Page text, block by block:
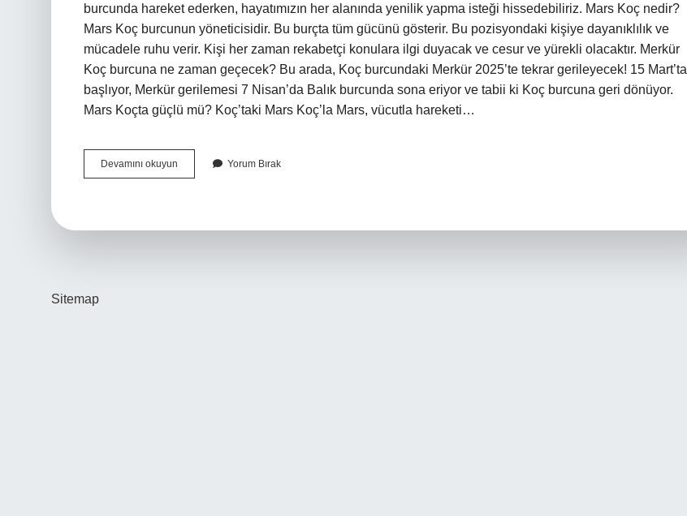
burcunda hareket ederken, hayatımızın her alanında yenilik yapma isteği hissedebiliriz. Mars Koç nedir?
Mars Koç burcunun yöneticisidir. Bu burçta tüm gücünü gösterir. Bu pozisyondaki kişiye dayanıklılık ve
mücadele ruhu verir. Kişi her zaman rekabetçi konulara ilgi duyacak ve cesur ve yürekli olacaktır. Merkür
Koç burcuna ne zaman geçecek? Bu arada, Koç burcundaki Merkür 2025’te tekrar gerileyecek! 15 Mart’ta
başlıyor, Merkür gerilemesi 7 Nisan’da Balık burcunda sona eriyor ve tabii ki Koç burcuna geri dönüyor.
Mars Koçta güçlü mü? Koç’taki Mars Koç’la Mars, vücutla hareketi…
Devamını okuyun
Ne
Yorum Bırak
Sitemap